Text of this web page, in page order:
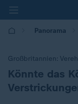
Panorama
Großbritannien:
:Könnte das